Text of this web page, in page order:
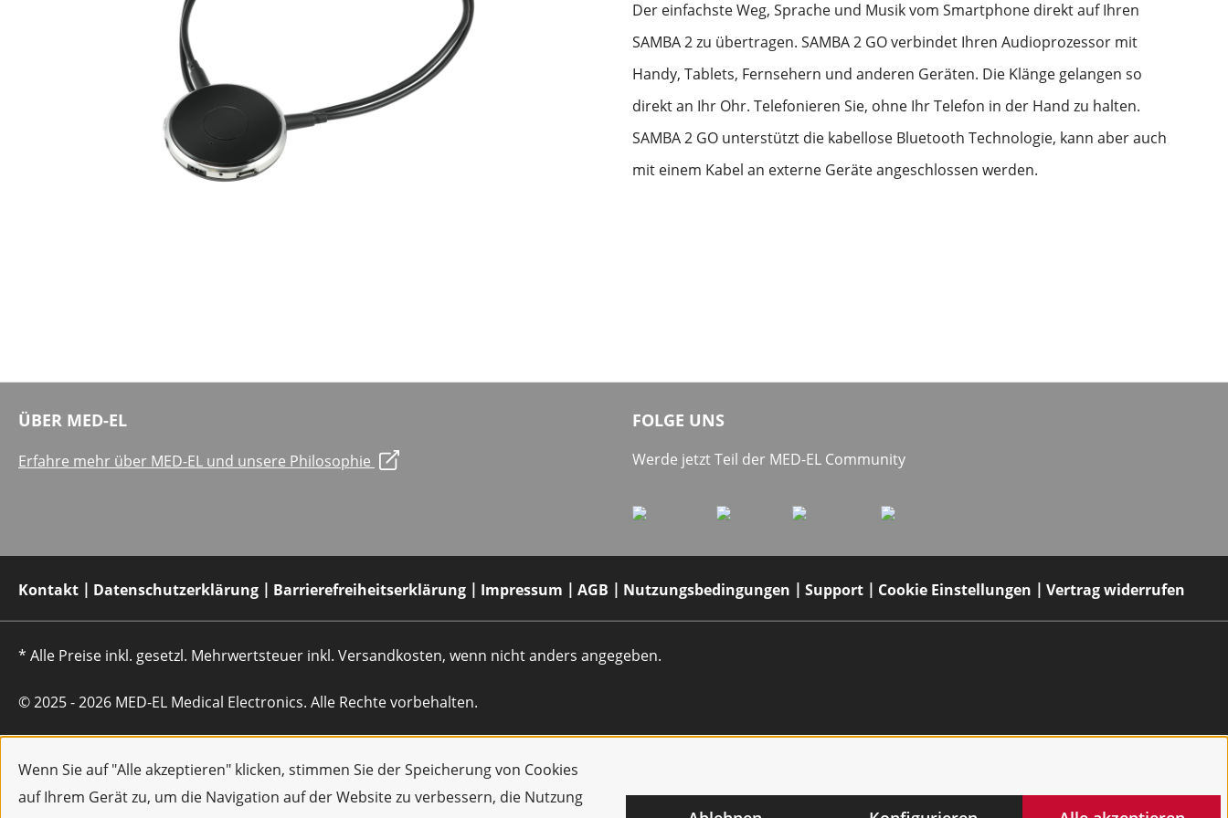
Wenn Sie auf "Alle akzeptieren" klicken, stimmen Sie der Speicherung von Cookies
auf Ihrem Gerät zu, um die Navigation auf der Website zu verbessern, die Nutzung
Der einfachste Weg, Sprache und Musik vom Smartphone direkt auf Ihren
SAMBA 2 zu übertragen. SAMBA 2 GO verbindet Ihren Audioprozessor mit
Handy, Tablets, Fernsehern und anderen Geräten. Die Klänge gelangen so
direkt an Ihr Ohr. Telefonieren Sie, ohne Ihr Telefon in der Hand zu halten.
SAMBA 2 GO unterstützt die kabellose Bluetooth Technologie, kann aber auch
mit einem Kabel an externe Geräte angeschlossen werden.
ÜBER MED-EL
Erfahre mehr über MED-EL und unsere Philosophie
FOLGE UNS
Werde jetzt Teil der MED-EL Community
Kontakt Datenschutzerklärung Barrierefreiheitserklärung Impressum AGB Nutzungsbedingungen Support Cookie Einstellungen Vertrag widerrufen
* Alle Preise inkl. gesetzl. Mehrwertsteuer inkl. Versandkosten, wenn nicht anders angegeben.
© 2025 - 2026 MED-EL Medical Electronics. Alle Rechte vorbehalten.